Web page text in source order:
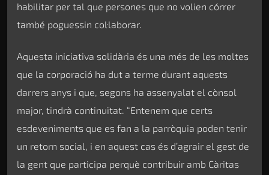
habilitar per tal que persones que no volien córrer
també poguessin col·laborar.
Aquesta iniciativa solidària és una més de les moltes
que la corporació ha dut a terme durant aquests
darrers anys i que, segons ha assenyalat el cònsol
major, tindrà continuïtat. “Entenem que certs
esdeveniments que es fan a la parròquia poden tenir
un retorn social, i en aquest cas és d’agrair el gest de
la gent que participa perquè contribuir amb Càritas